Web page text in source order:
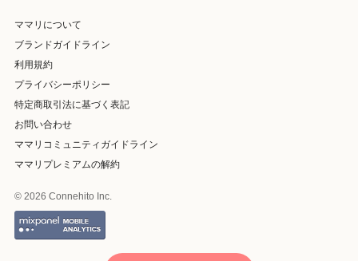
ママリについて
ブランドガイドライン
利用規約
プライバシーポリシー
特定商取引法に基づく表記
お問い合わせ
ママリコミュニティガイドライン
ママリプレミアムの解約
© 2026 Connehito Inc.